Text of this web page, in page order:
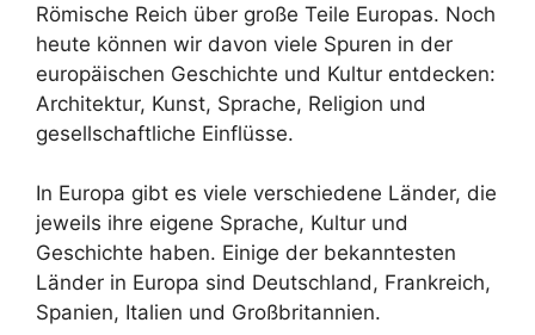
Römische Reich über große Teile Europas. Noch
heute können wir davon viele Spuren in der
europäischen Geschichte und Kultur entdecken:
Architektur, Kunst, Sprache, Religion und
gesellschaftliche Einflüsse.
In Europa gibt es viele verschiedene Länder, die
jeweils ihre eigene Sprache, Kultur und
Geschichte haben. Einige der bekanntesten
Länder in Europa sind Deutschland, Frankreich,
Spanien, Italien und Großbritannien.